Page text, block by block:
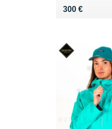
300 €
Vendu 300 €